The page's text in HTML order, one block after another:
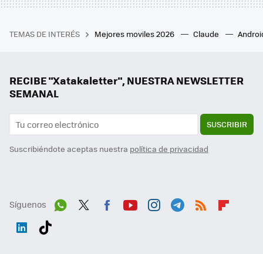
TEMAS DE INTERÉS Mejores moviles 2026 Claude
RECIBE "Xatakaletter", NUESTRA NEWSLETTER
SEMANAL
SUSCRIBIR
Suscribiéndote aceptas nuestra política de privacidad
Síguenos